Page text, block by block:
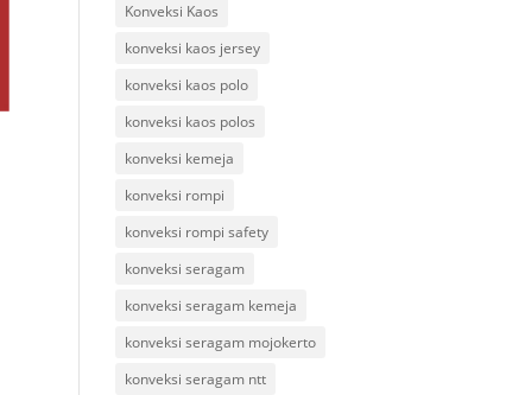
Konveksi Kaos
konveksi kaos jersey
konveksi kaos polo
konveksi kaos polos
konveksi kemeja
konveksi rompi
konveksi rompi safety
konveksi seragam
konveksi seragam kemeja
konveksi seragam mojokerto
konveksi seragam ntt